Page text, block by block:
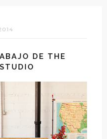
DE THE